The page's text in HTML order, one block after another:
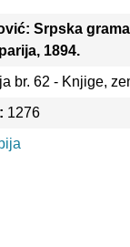
Srpska
1894.
br. 62 - Knjige,
1276